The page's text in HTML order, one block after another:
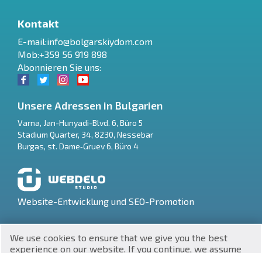
$
₴
Kontakt
E-mail:info@bolgarskiydom.com
Mob:+359 56 919 898
Abonnieren Sie uns:
Unsere Adressen in Bulgarien
Varna, Jan-Hunyadi-Blvd. 6, Büro 5
Stadium Quarter, 34, 8230, Nessebar
Burgas, st. Dame‑Gruev 6, Büro 4
Website-Entwicklung und SEO-Promotion
We use cookies to ensure that we give you the best
experience on our website. If you continue, we assume